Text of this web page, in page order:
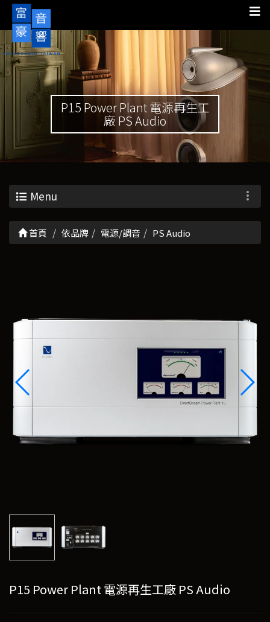
P15 Power Plant 電源再生工
廠 PS Audio
Menu
首頁 依品牌 電源/調音 PS Audio
P15 Power Plant 電源再生工廠 PS Audio